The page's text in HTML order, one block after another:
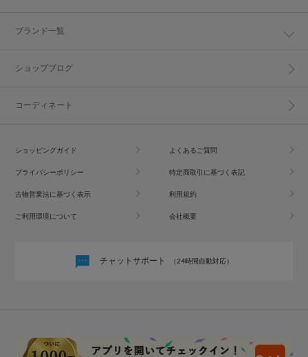
ブランド一覧
ショップブログ
コーディネート
ショッピングガイド よくあるご質問
プライバシーポリシー 特定商取引に基づく表記
古物営業法に基づく表示 利用規約
ご利用環境について 会社概要
チャットサポート （24時間自動対応）